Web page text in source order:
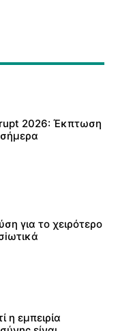
2026: Έκπτωση
για το χειρότερο
η εμπειρία